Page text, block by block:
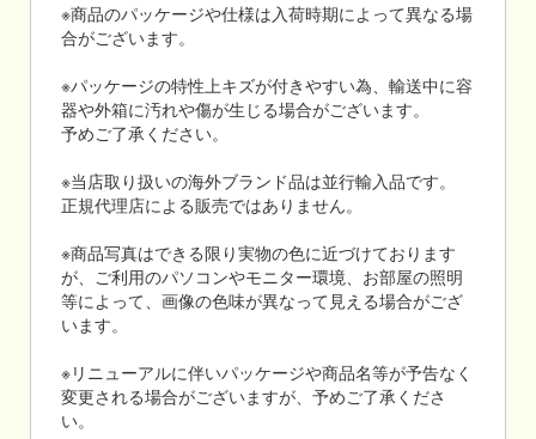
※商品のパッケージや仕様は入荷時期によって異なる場
合がございます。
※パッケージの特性上キズが付きやすい為、輸送中に容
器や外箱に汚れや傷が生じる場合がございます。
予めご了承ください。
※当店取り扱いの海外ブランド品は並行輸入品です。
正規代理店による販売ではありません。
※商品写真はできる限り実物の色に近づけております
が、ご利用のパソコンやモニター環境、お部屋の照明
等によって、画像の色味が異なって見える場合がござ
います。
※リニューアルに伴いパッケージや商品名等が予告なく
変更される場合がございますが、予めご了承くださ
い。